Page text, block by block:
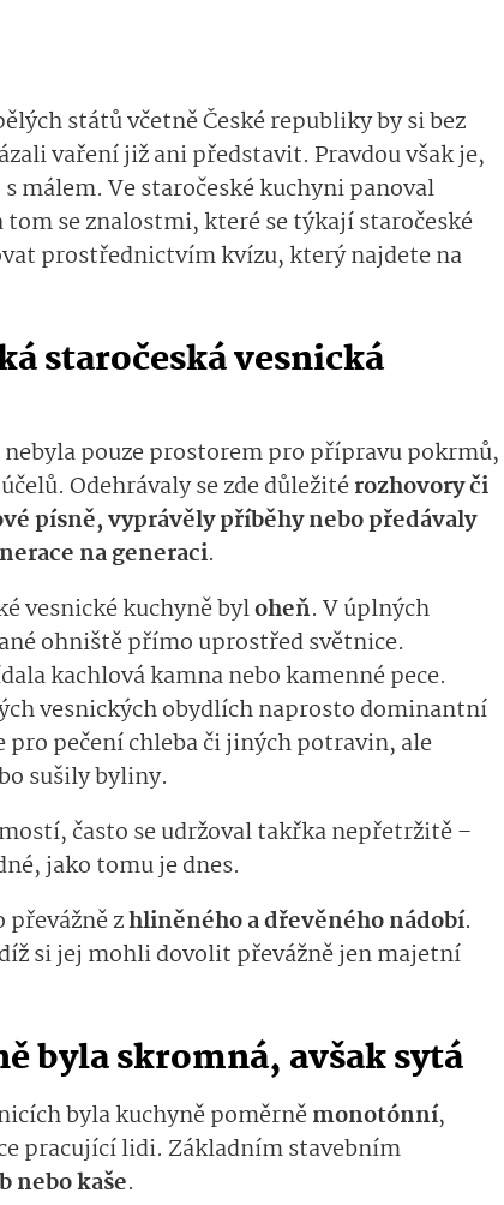
států včetně České republiky by si bez
vaření již ani představit. Pravdou však je,
málem. Ve staročeské kuchyni panoval
se znalostmi, které se týkají staročeské
prostřednictvím kvízu, který najdete na
staročeská vesnická
nebyla pouze prostorem pro přípravu pokrmů,
Odehrávaly se zde důležitérozhovory či
písně, vyprávěly příběhy nebo předávaly
na generaci.
vesnické kuchyně byloheň. V úplných
ohniště přímo uprostřed světnice.
kachlová kamna nebo kamenné pece.
vesnických obydlích naprosto dominantní
pečení chleba či jiných potravin, ale
sušily byliny.
často se udržoval takřka nepřetržitě –
jako tomu je dnes.
převážně zhliněného a dřevěného nádobí.
si jej mohli dovolit převážně jen majetní
byla skromná, avšak sytá
byla kuchyně poměrněmonotónní,
pracující lidi. Základním stavebním
nebo kaše.